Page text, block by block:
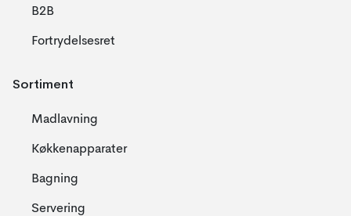
B2B
Fortrydelsesret
Sortiment
Madlavning
Køkkenapparater
Bagning
Servering